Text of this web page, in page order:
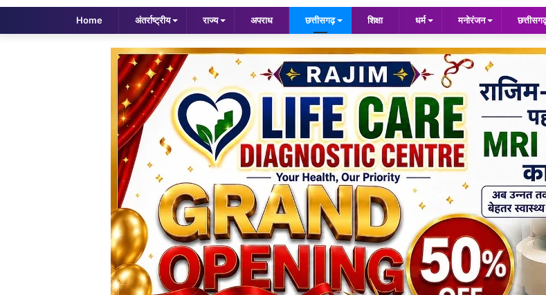
Home अंतर्राष्ट्रीय राज्य अपराध छत्तीसगढ़ शिक्षा धर्म मनोरंजन